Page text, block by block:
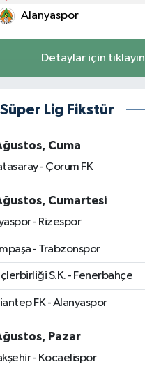
Alanyaspor
Detaylar için tıklayın
Süper Lig Fikstür
Cuma
- Çorum FK
Cumartesi
- Rizespor
- Trabzonspor
S.K. - Fenerbahçe
FK - Alanyaspor
Pazar
- Kocaelispor